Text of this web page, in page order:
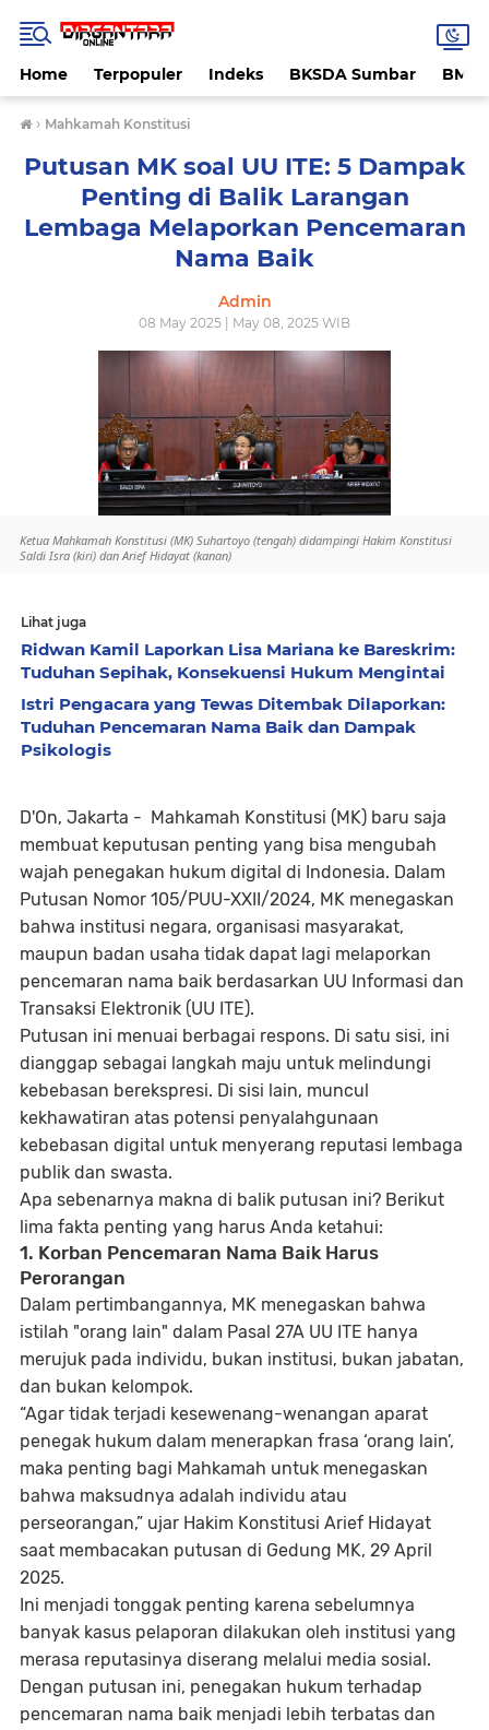
Home Terpopuler Indeks BKSDA Sumbar
› Mahkamah Konstitusi
Putusan MK soal UU ITE: 5 Dampak
Penting di Balik Larangan
Lembaga Melaporkan Pencemaran
Nama Baik
Admin
08 May 2025 | May 08, 2025 WIB
Ketua Mahkamah Konstitusi (MK) Suhartoyo (tengah) didampingi Hakim Konstitusi
Saldi Isra (kiri) dan Arief Hidayat (kanan)
Lihat juga
Ridwan Kamil Laporkan Lisa Mariana ke Bareskrim:
Tuduhan Sepihak, Konsekuensi Hukum Mengintai
Istri Pengacara yang Tewas Ditembak Dilaporkan:
Tuduhan Pencemaran Nama Baik dan Dampak
Psikologis
D'On, Jakarta - Mahkamah Konstitusi (MK) baru saja
membuat keputusan penting yang bisa mengubah
wajah penegakan hukum digital di Indonesia. Dalam
Putusan Nomor 105/PUU-XXII/2024, MK menegaskan
bahwa institusi negara, organisasi masyarakat,
maupun badan usaha tidak dapat lagi melaporkan
pencemaran nama baik berdasarkan UU Informasi dan
Transaksi Elektronik (UU ITE).
Putusan ini menuai berbagai respons. Di satu sisi, ini
dianggap sebagai langkah maju untuk melindungi
kebebasan berekspresi. Di sisi lain, muncul
kekhawatiran atas potensi penyalahgunaan
kebebasan digital untuk menyerang reputasi lembaga
publik dan swasta.
Apa sebenarnya makna di balik putusan ini? Berikut
lima fakta penting yang harus Anda ketahui:
1. Korban Pencemaran Nama Baik Harus
Perorangan
Dalam pertimbangannya, MK menegaskan bahwa
istilah "orang lain" dalam Pasal 27A UU ITE hanya
merujuk pada individu, bukan institusi, bukan jabatan,
dan bukan kelompok.
“Agar tidak terjadi kesewenang-wenangan aparat
penegak hukum dalam menerapkan frasa ‘orang lain’,
maka penting bagi Mahkamah untuk menegaskan
bahwa maksudnya adalah individu atau
perseorangan,” ujar Hakim Konstitusi Arief Hidayat
saat membacakan putusan di Gedung MK, 29 April
2025.
Ini menjadi tonggak penting karena sebelumnya
banyak kasus pelaporan dilakukan oleh institusi yang
merasa reputasinya diserang melalui media sosial.
Dengan putusan ini, penegakan hukum terhadap
pencemaran nama baik menjadi lebih terbatas dan